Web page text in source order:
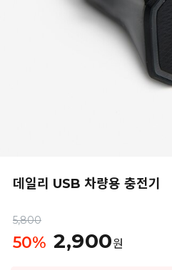
데일리 USB 차량용 충전기
5,800
50% 2,900원